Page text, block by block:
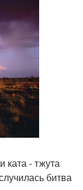
ката - тжута
битва